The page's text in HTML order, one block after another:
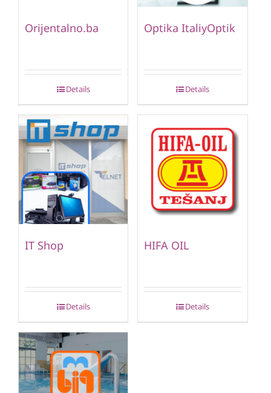
Orijentalno.ba
Details
Optika ItaliyOptik
Details
IT Shop
Details
HIFA OIL
Details